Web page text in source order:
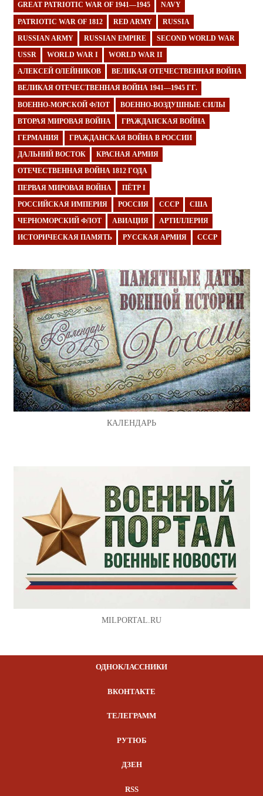
GREAT PATRIOTIC WAR OF 1941—1945 NAVY
PATRIOTIC WAR OF 1812 RED ARMY RUSSIA
RUSSIAN ARMY RUSSIAN EMPIRE SECOND WORLD WAR
USSR WORLD WAR I WORLD WAR II
АЛЕКСЕЙ ОЛЕЙНИКОВ ВЕЛИКАЯ ОТЕЧЕСТВЕННАЯ ВОЙНА
ВЕЛИКАЯ ОТЕЧЕСТВЕННАЯ ВОЙНА 1941—1945 ГГ.
ВОЕННО-МОРСКОЙ ФЛОТ ВОЕННО-ВОЗДУШНЫЕ СИЛЫ
ВТОРАЯ МИРОВАЯ ВОЙНА ГРАЖДАНСКАЯ ВОЙНА
ГЕРМАНИЯ ГРАЖДАНСКАЯ ВОЙНА В РОССИИ
ДАЛЬНИЙ ВОСТОК КРАСНАЯ АРМИЯ
ОТЕЧЕСТВЕННАЯ ВОЙНА 1812 ГОДА
ПЕРВАЯ МИРОВАЯ ВОЙНА ПЁТР I
РОССИЙСКАЯ ИМПЕРИЯ РОССИЯ СССР США
ЧЕРНОМОРСКИЙ ФЛОТ АВИАЦИЯ АРТИЛЛЕРИЯ
ИСТОРИЧЕСКАЯ ПАМЯТЬ РУССКАЯ АРМИЯ СССР
КАЛЕНДАРЬ
MILPORTAL.RU
ОДНОКЛАССНИКИ
ВКОНТАКТЕ
ТЕЛЕГРАММ
РУТЮБ
ДЗЕН
RSS